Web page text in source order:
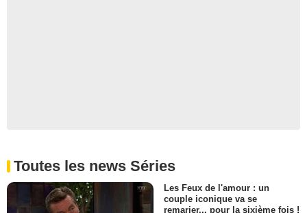
Toutes les news Séries
Les Feux de l'amour : un
couple iconique va se
remarier... pour la sixième fois !